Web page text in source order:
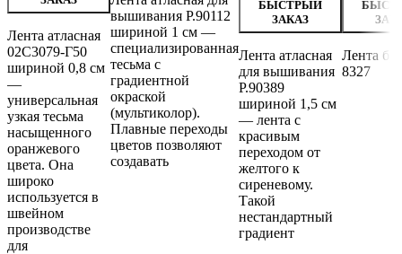
Лента атласная
02С3079-Г50
шириной 0,8 см
—
универсальная
узкая тесьма
насыщенного
оранжевого
цвета. Она
широко
используется в
швейном
производстве
для
вышивания Р.90112
шириной 1 см —
специализированная
тесьма с
градиентной
окраской
(мультиколор).
Плавные переходы
цветов позволяют
создавать
БЫСТРЫЙ
ЗАКАЗ
Лента атласная
для вышивания
Р.90389
шириной 1,5 см
— лента с
красивым
переходом от
желтого к
сиреневому.
Такой
нестандартный
градиент
Лента
8327